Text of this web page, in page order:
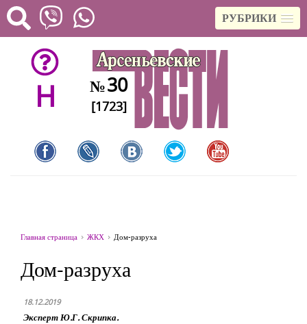
РУБРИКИ
H №30
[1723]
Главная страница ЖКХ Дом-разруха
Дом-разруха
18.12.2019
Эксперт Ю.Г. Скрипка.